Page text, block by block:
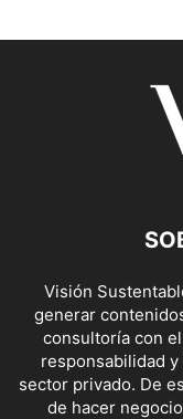
Visión
generar
consultoría con
responsabilidad
sector privado. De
de hacer